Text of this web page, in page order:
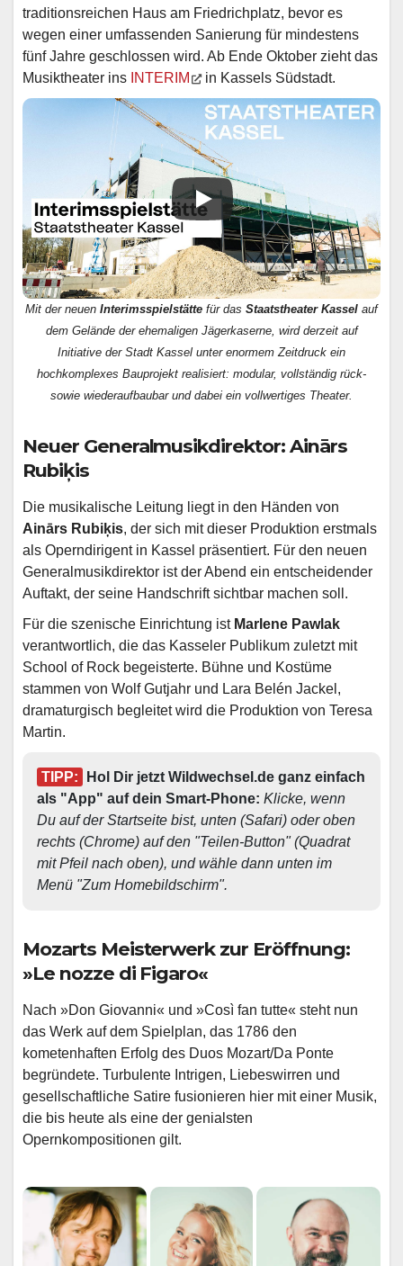
traditionsreichen Haus am Friedrichplatz, bevor es
wegen einer umfassenden Sanierung für mindestens
fünf Jahre geschlossen wird. Ab Ende Oktober zieht das
Musiktheater ins INTERIM in Kassels Südstadt.
Mit der neuen Interimsspielstätte für das Staatstheater Kassel auf
dem Gelände der ehemaligen Jägerkaserne, wird derzeit auf
Initiative der Stadt Kassel unter enormem Zeitdruck ein
hochkomplexes Bauprojekt realisiert: modular, vollständig rück‐
sowie wiederaufbaubar und dabei ein vollwertiges Theater.
Neuer Generalmusikdirektor: Ainārs
Rubiķis
Die musikalische Leitung liegt in den Händen von
Ainārs Rubiķis, der sich mit dieser Produktion erstmals
als Operndirigent in Kassel präsentiert. Für den neuen
Generalmusikdirektor ist der Abend ein entscheidender
Auftakt, der seine Handschrift sichtbar machen soll.
Für die szenische Einrichtung ist Marlene Pawlak
verantwortlich, die das Kasseler Publikum zuletzt mit
School of Rock begeisterte. Bühne und Kostüme
stammen von Wolf Gutjahr und Lara Belén Jackel,
dramaturgisch begleitet wird die Produktion von Teresa
Martin.
TIPP:
Hol Dir jetzt Wildwechsel.de ganz einfach
als "App" auf dein Smart-Phone: Klicke, wenn
Du auf der Startseite bist, unten (Safari) oder oben
rechts (Chrome) auf den "Teilen-Button" (Quadrat
mit Pfeil nach oben), und wähle dann unten im
Menü "Zum Homebildschirm".
Mozarts Meisterwerk zur Eröffnung:
»Le nozze di Figaro«
Nach »Don Giovanni« und »Così fan tutte« steht nun
das Werk auf dem Spielplan, das 1786 den
kometenhaften Erfolg des Duos Mozart/Da Ponte
begründete. Turbulente Intrigen, Liebeswirren und
gesellschaftliche Satire fusionieren hier mit einer Musik,
die bis heute als eine der genialsten
Opernkompositionen gilt.